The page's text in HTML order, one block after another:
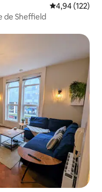
Note
4,94 (122)
de Sheffield